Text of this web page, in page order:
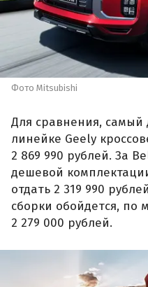
Фото Mitsubishi
Для сравнения, самый
линейке Geely
2 869 990 рублей. За
дешевой
отдать 2 319 990
сборки обойдется, по
2 279 000 рублей.